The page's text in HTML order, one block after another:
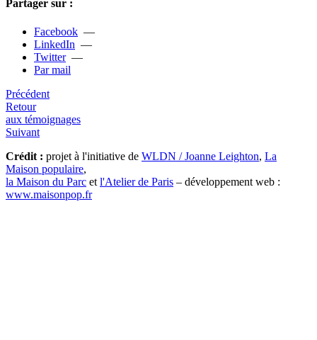
Partager sur :
Facebook —
LinkedIn —
Twitter—
Par mail
Précédent
Retour
aux témoignages
Suivant
Crédit : projet à l'initiative de WLDN / Joanne Leighton, La
Maison populaire,
la Maison du Parc et l'Atelier de Paris – développement web :
www.maisonpop.fr